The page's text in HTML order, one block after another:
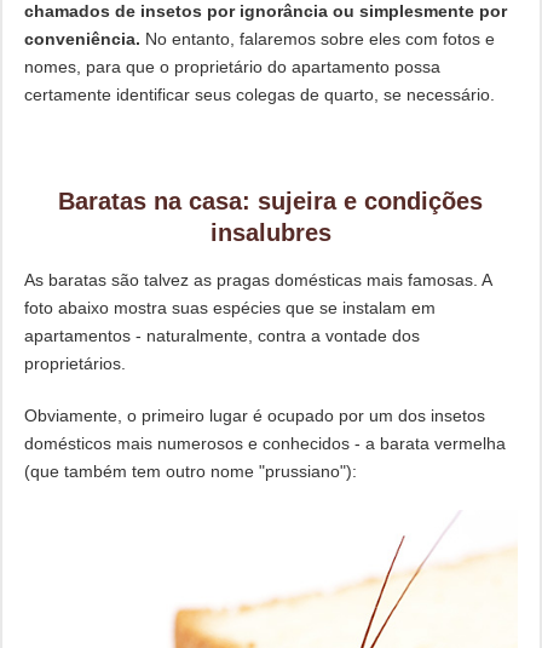
chamados de insetos por ignorância ou simplesmente por
conveniência. No entanto, falaremos sobre eles com fotos e
nomes, para que o proprietário do apartamento possa
certamente identificar seus colegas de quarto, se necessário.
Baratas na casa: sujeira e condições
insalubres
As baratas são talvez as pragas domésticas mais famosas. A
foto abaixo mostra suas espécies que se instalam em
apartamentos - naturalmente, contra a vontade dos
proprietários.
Obviamente, o primeiro lugar é ocupado por um dos insetos
domésticos mais numerosos e conhecidos - a barata vermelha
(que também tem outro nome "prussiano"):